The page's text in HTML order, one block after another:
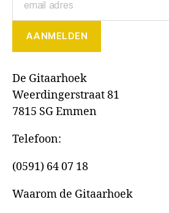
De Gitaarhoek
Weerdingerstraat 81
7815 SG Emmen
Telefoon:
(0591) 64 07 18
Waarom de Gitaarhoek